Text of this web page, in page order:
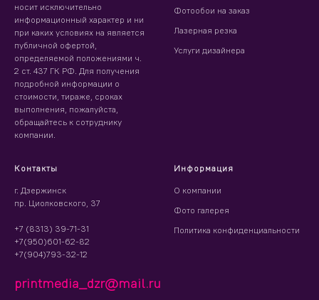
носит исключительно
информационный характер и ни
при каких условиях на является
публичной офертой,
определяемой положениями ч.
2 ст. 437 ГК РФ. Для получения
подробной информации о
стоимости, тираже, сроках
выполнения, пожалуйста,
обращайтесь к сотруднику
компании.
Фотообои на заказ
Лазерная резка
Услуги дизайнера
Контакты
г. Дзержинск
пр. Циолковского, 37
+7 (8313) 39-71-31
+7(950)601-62-82
+7(904)793-32-12
printmedia_dzr@mail.ru
Информация
О компании
Фото галерея
Политика конфиденциальности